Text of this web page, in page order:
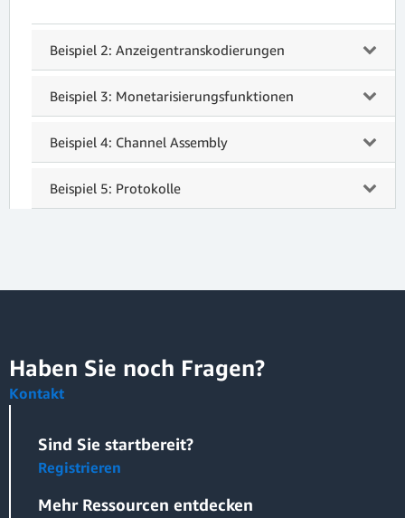
Beispiel 2: Anzeigentranskodierungen
Beispiel 3: Monetarisierungsfunktionen
Beispiel 4: Channel Assembly
Beispiel 5: Protokolle
Haben Sie noch Fragen?
Kontakt
Sind Sie startbereit?
Registrieren
Mehr Ressourcen entdecken